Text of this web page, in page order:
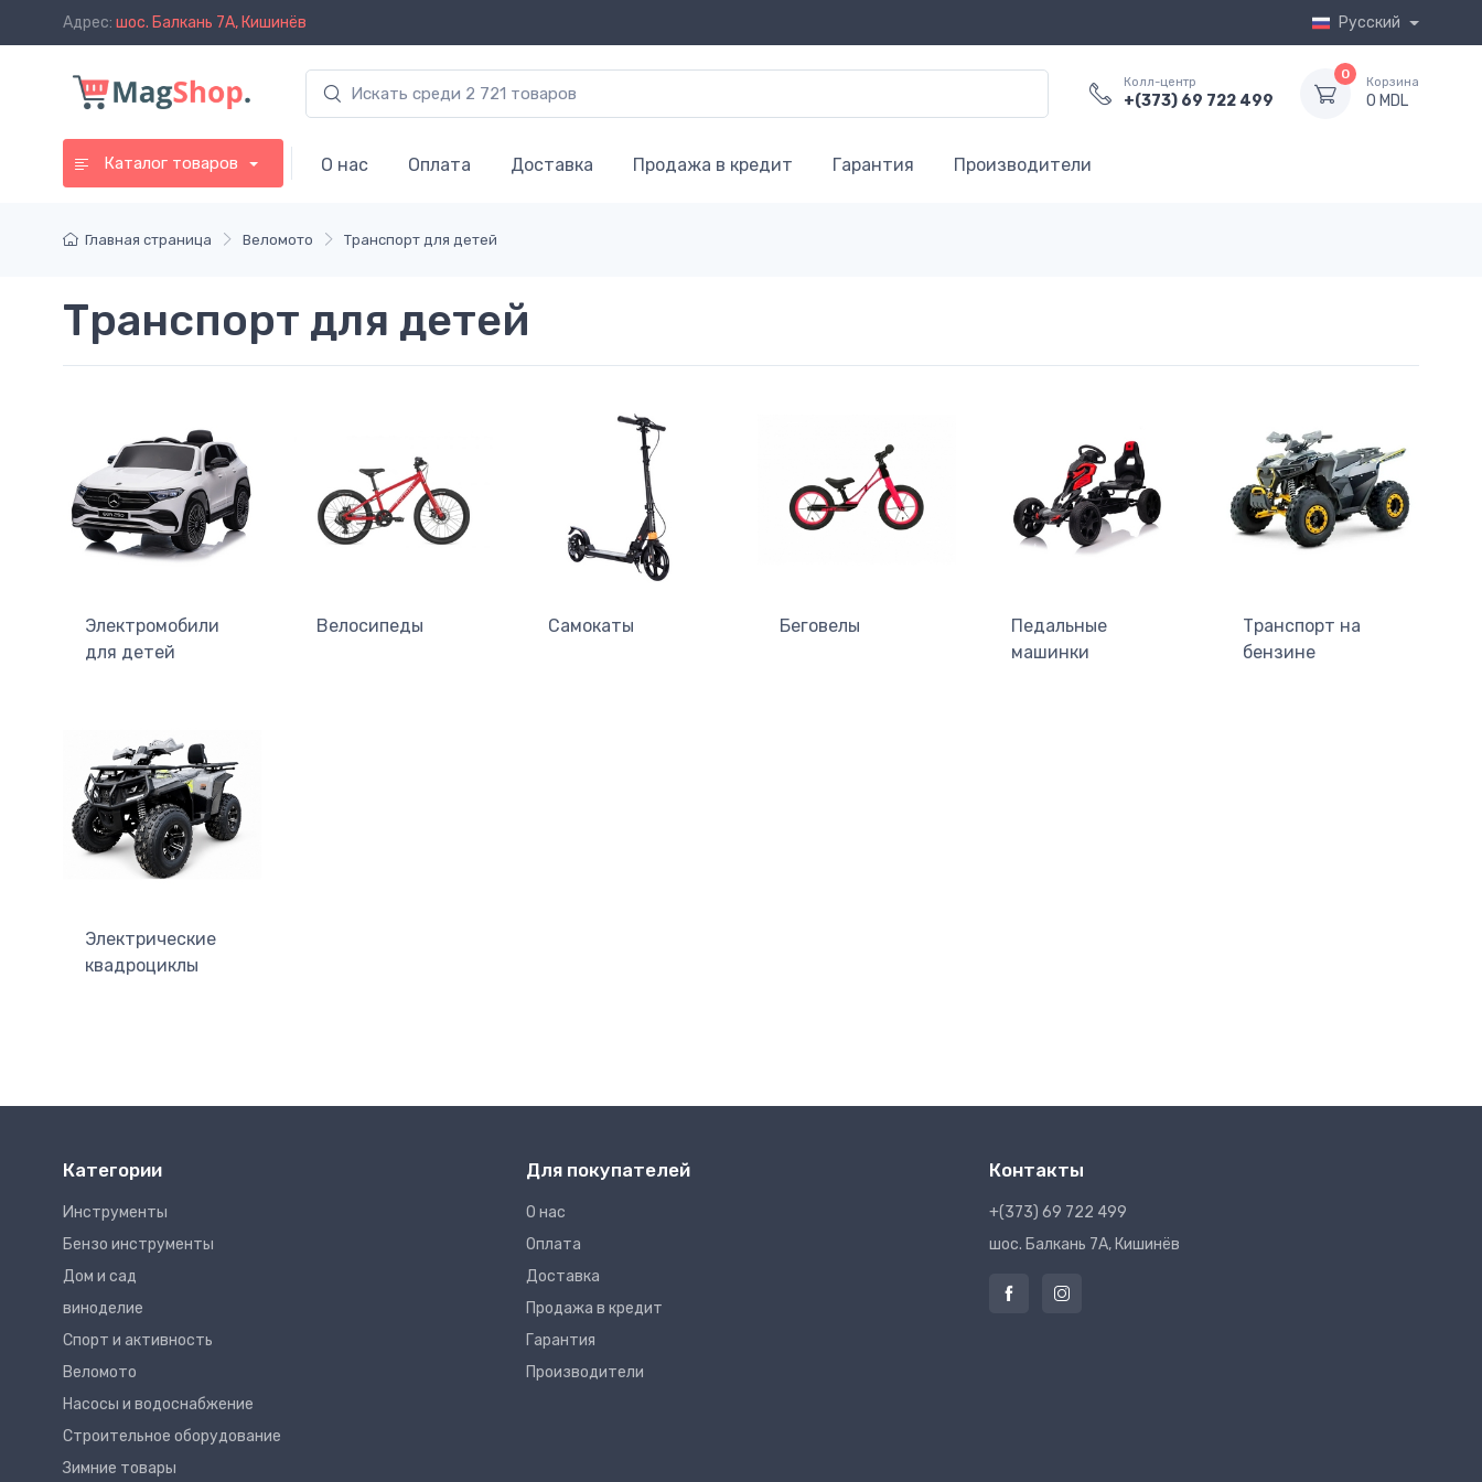
Адрес: шос. Балкань 7A, Кишинёв Русский
Колл-центр
+(373) 69 722 499
0
Корзина
0 MDL
Каталог товаров О нас Оплата Доставка Продажа в кредит Гарантия Производители
Главная страница Веломото Транспорт для детей
Транспорт для детей
Электромобили
для детей
Велосипеды Самокаты Беговелы
Педальные
машинки
Транспорт на
бензине
Электрические
квадроциклы
Категории
Инструменты
Бензо инструменты
Дом и сад
виноделие
Спорт и активность
Веломото
Насосы и водоснабжение
Строительное оборудование
Зимние товары
Для покупателей
О нас
Оплата
Доставка
Продажа в кредит
Гарантия
Производители
Контакты
+(373) 69 722 499
шос. Балкань 7A, Кишинёв